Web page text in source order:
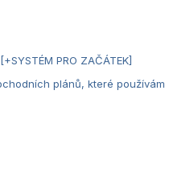
PRO ZAČÁTEK]
plánů, které používám